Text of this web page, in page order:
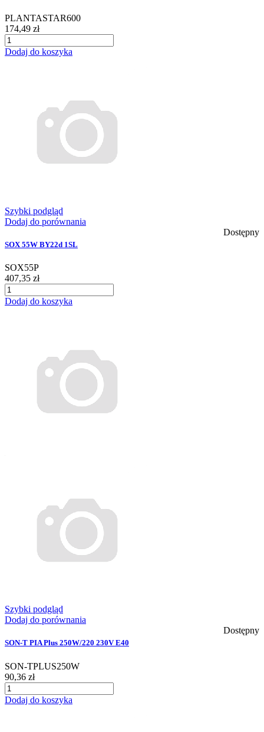
PLANTASTAR600
174,49 zł
Dodaj do koszyka
Szybki podgląd
Dodaj do porównania
Dostępny
SOX 55W BY22d 1SL
SOX55P
407,35 zł
Dodaj do koszyka
Szybki podgląd
Dodaj do porównania
Dostępny
SON-T PIA Plus 250W/220 230V E40
SON-TPLUS250W
90,36 zł
Dodaj do koszyka